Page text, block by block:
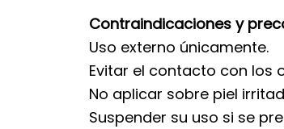
Contraindicaciones y
Uso externo únicamente.
Evitar el contacto con los
No aplicar sobre piel
Suspender su uso si se